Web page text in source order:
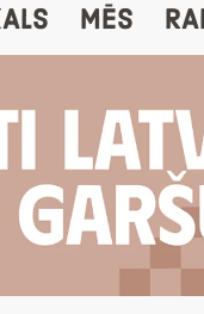
MĒS